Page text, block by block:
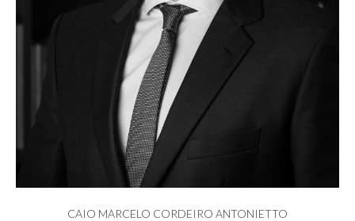
CAIO MARCELO CORDEIRO ANTONIETTO